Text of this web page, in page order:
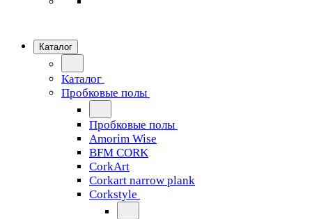
Каталог
Каталог
Пробковые полы
Пробковые полы
Amorim Wise
BFM CORK
CorkArt
Corkart narrow plank
Corkstyle